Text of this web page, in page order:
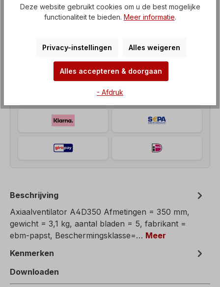
Productnummer:SPAXL-D350
Beschrijving
Axiaalventilator A4D350 Afmetingen = 350 mm,
gewicht = 3,1 kg, aantal bladen = 5, fabrikant =
ebm-papst, Beschermingsklasse=… Meer
Kenmerken
Downloaden
Deze website gebruikt cookies om u de best mogelijke
functionaliteit te bieden. Meer informatie.
Privacy-instellingen Alles weigeren
Alles accepteren & doorgaan
- Afdruk